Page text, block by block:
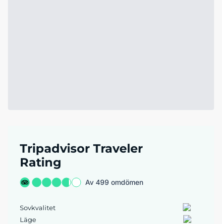
Tripadvisor Traveler
Rating
Av 499 omdömen
Sovkvalitet
Läge